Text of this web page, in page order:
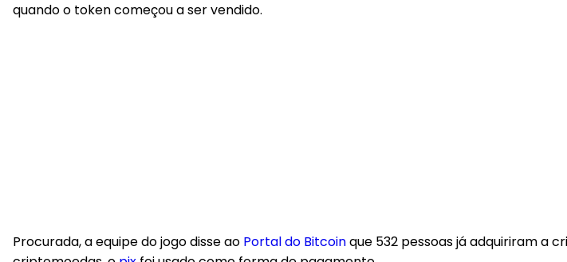
quando o token começou a ser vendido.
Procurada, a equipe do jogo disse ao Portal do Bitcoinque 532 pessoas já adquiriram a